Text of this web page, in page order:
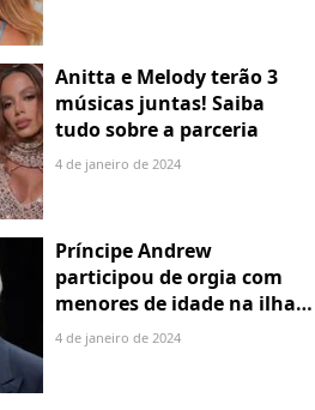
Anitta e Melody terão 3
músicas juntas! Saiba
tudo sobre a parceria
4 de janeiro de 2024
Príncipe Andrew
participou de orgia com
menores de idade na ilha
de Jeffrey Epstein, chefe de
4 de janeiro de 2024